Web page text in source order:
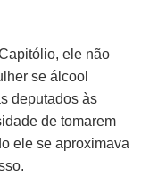
ele não
se álcool
deputados às
de tomarem
ele se aproximava